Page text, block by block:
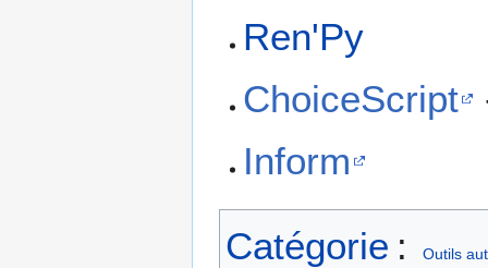
Ren'Py
ChoiceScript
Inform
Catégorie : Outils